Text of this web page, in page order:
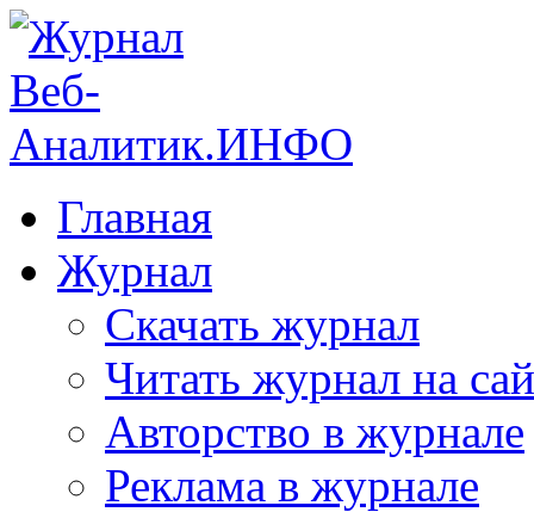
Главная
Журнал
Скачать журнал
Читать журнал на
Авторство в журнале
Реклама в журнале